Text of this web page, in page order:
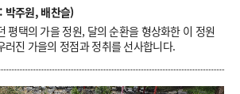
박주원, 배찬슬)
평택의 가을 정원, 달의 순환을 형상화한 이 정원
러진 가을의 정점과 정취를 선사합니다.